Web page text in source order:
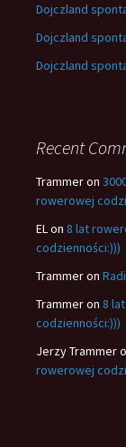
Dojczland
Dojczland
Dojczland
Recent
Trammeron
rowerowej
ELon 8 lat
codzienności:)))
Trammeron
Trammeron 8
codzienności:)))
Jerzy Trammer
rowerowej